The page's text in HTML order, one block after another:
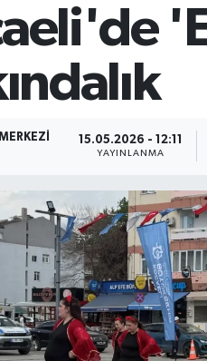
15.05.2026 - 12:11
YAYINLANMA